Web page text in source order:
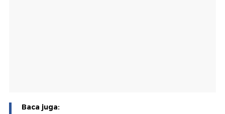
Baca juga: